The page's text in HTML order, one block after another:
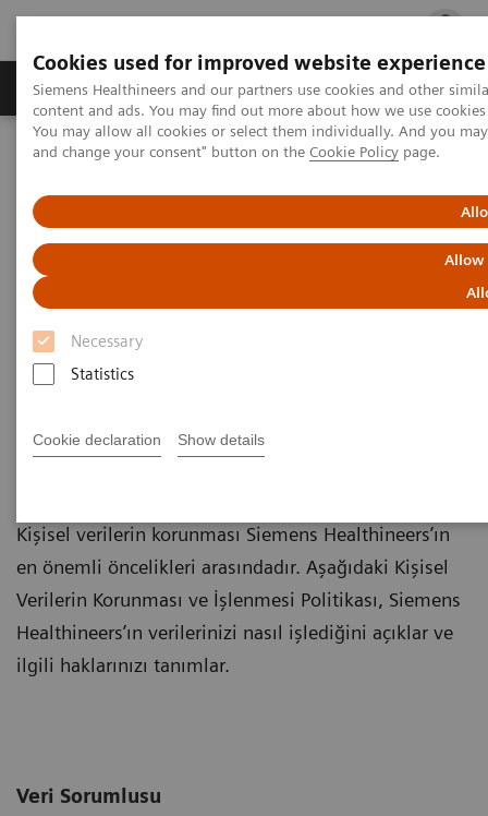
Cookies used for improved website experience
Siemens Healthineers and our partners use cookies and other
content and ads. You may find out more about how we use
You may allow all cookies or select them individually. And you
and change your consent" button on the Cookie Policy page.
Allow
Necessary
Statistics
Cookie declaration Show details
Ürün ve Hizmetler Öne Çıkanlar Sağlık
Siemens Healthineers Türkiye Siemens Healthineers
Siemens Healthineers
Kişisel Verilerin Korunması ve İşlenmesi
Politikası
Kişisel verilerin korunması Siemens Healthineers’ın
en önemli öncelikleri arasındadır. Aşağıdaki Kişisel
Verilerin Korunması ve İşlenmesi Politikası, Siemens
Healthineers’ın verilerinizi nasıl işlediğini açıklar ve
ilgili haklarınızı tanımlar.
Veri Sorumlusu